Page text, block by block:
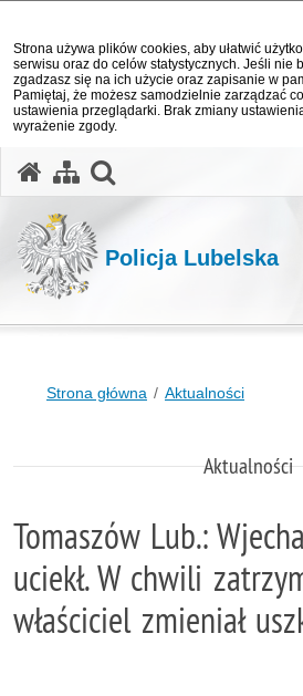
Strona używa plików cookies, aby ułatwić
serwisu oraz do celów statystycznych. Jeśli nie
zgadzasz się na ich użycie oraz zapisanie w
Pamiętaj, że możesz samodzielnie zarządzać
ustawienia przeglądarki. Brak zmiany
wyrażenie zgody.
Policja Lubelska
Strona główna Aktualności
Aktualności
Tomaszów Lub.:
uciekł. W chwili
właściciel zmieniał